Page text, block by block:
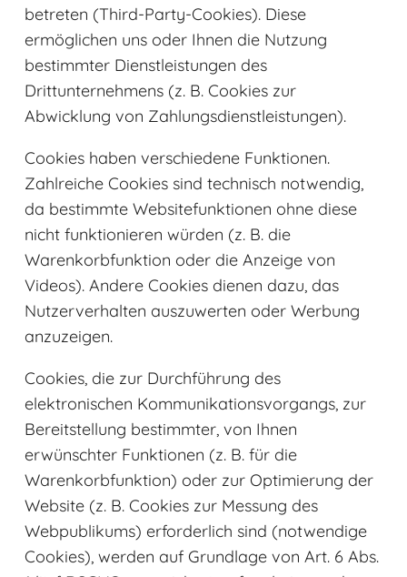
betreten (Third-Party-Cookies). Diese
ermöglichen uns oder Ihnen die Nutzung
bestimmter Dienstleistungen des
Drittunternehmens (z. B. Cookies zur
Abwicklung von Zahlungsdienstleistungen).
Cookies haben verschiedene Funktionen.
Zahlreiche Cookies sind technisch notwendig,
da bestimmte Websitefunktionen ohne diese
nicht funktionieren würden (z. B. die
Warenkorbfunktion oder die Anzeige von
Videos). Andere Cookies dienen dazu, das
Nutzerverhalten auszuwerten oder Werbung
anzuzeigen.
Cookies, die zur Durchführung des
elektronischen Kommunikationsvorgangs, zur
Bereitstellung bestimmter, von Ihnen
erwünschter Funktionen (z. B. für die
Warenkorbfunktion) oder zur Optimierung der
Website (z. B. Cookies zur Messung des
Webpublikums) erforderlich sind (notwendige
Cookies), werden auf Grundlage von Art. 6 Abs.